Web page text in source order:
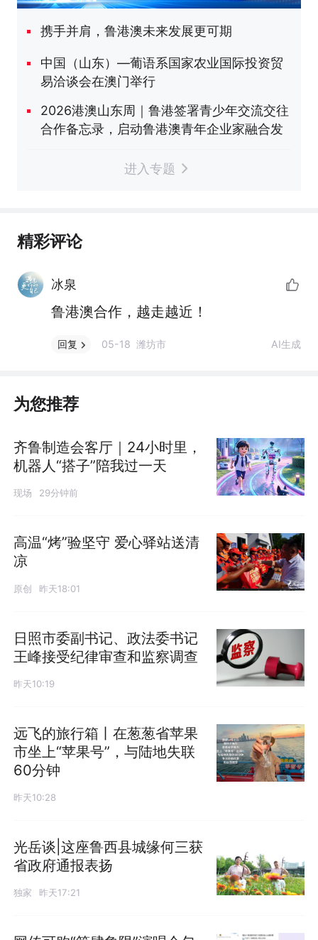
携手并肩，鲁港澳未来发展更可期
中国（山东）—葡语系国家农业国际投资贸
易洽谈会在澳门举行
2026港澳山东周｜鲁港签署青少年交流交往
合作备忘录，启动鲁港澳青年企业家融合发
进入专题
精彩评论
冰泉
鲁港澳合作，越走越近！
回复 05-18 潍坊市 AI生成
为您推荐
齐鲁制造会客厅｜24小时里，
机器人“搭子”陪我过一天
现场 29分钟前
高温“烤”验坚守 爱心驿站送清
凉
原创 昨天18:01
日照市委副书记、政法委书记
王峰接受纪律审查和监察调查
昨天10:19
远飞的旅行箱丨在葱葱省苹果
市坐上“苹果号”，与陆地失联
60分钟
昨天10:28
光岳谈|这座鲁西县城缘何三获
省政府通报表扬
独家 昨天17:21